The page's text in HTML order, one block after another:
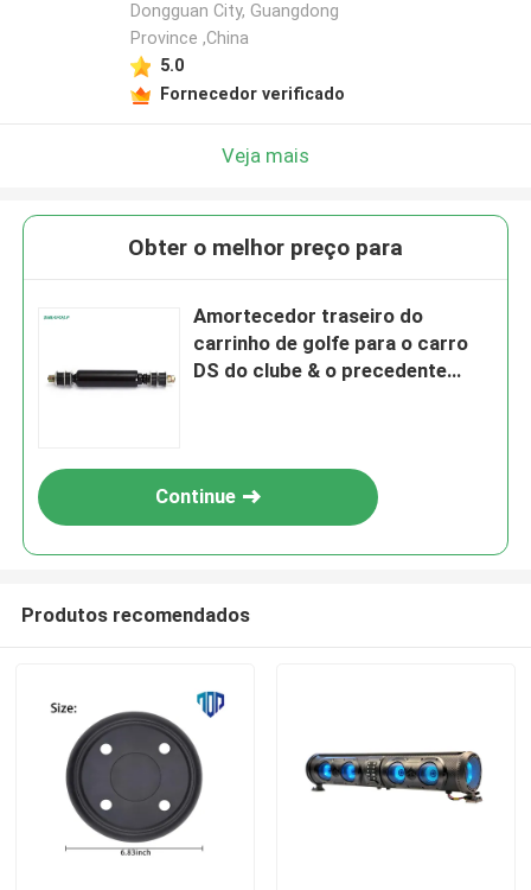
Dongguan City, Guangdong
Province ,China
5.0
Fornecedor verificado
Veja mais
Obter o melhor preço para
Amortecedor traseiro do
carrinho de golfe para o carro
DS do clube & o precedente
Continue
Produtos recomendados